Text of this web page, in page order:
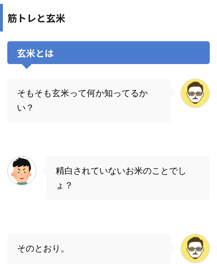
筋トレと玄米
玄米とは
そもそも玄米って何か知ってるか
い？
精白されていないお米のことでし
ょ？
そのとおり。